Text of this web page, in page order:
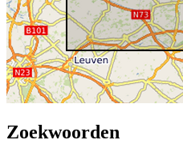
Zoekwoorden